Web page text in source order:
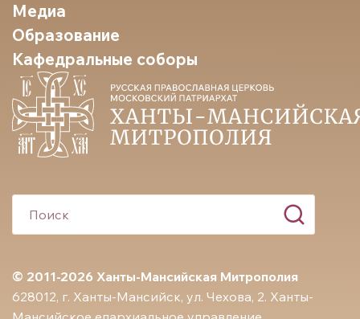
© 2011-2026 Ханты-Мансийская Митрополия
628012, г. Ханты-Мансийск, ул. Чехова, 2. Ханты-
Медиа
Образование
Кафедральные соборы